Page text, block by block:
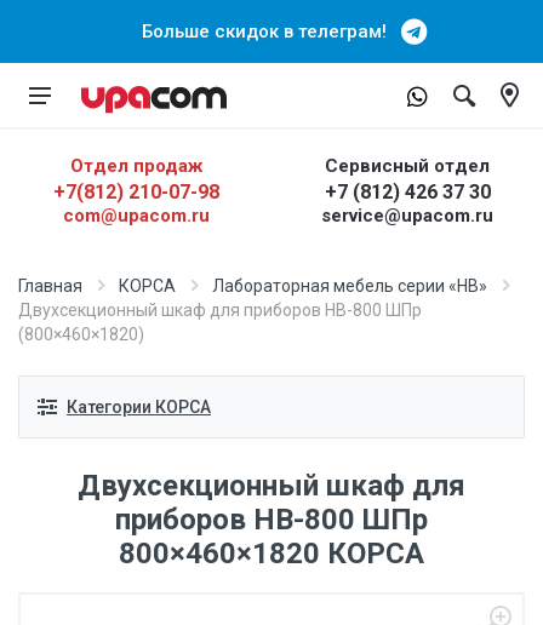
Больше скидок в телеграм!
Отдел продаж
+7(812) 210-07-98
com@upacom.ru
Сервисный отдел
+7 (812) 426 37 30
service@upacom.ru
Главная КОРСА
Лабораторная мебель серии «НВ»
Двухсекционный шкаф для приборов НВ-800 ШПр
(800×460×1820)
Категории КОРСА
Двухсекционный шкаф для
приборов НВ-800 ШПр
800×460×1820 КОРСА